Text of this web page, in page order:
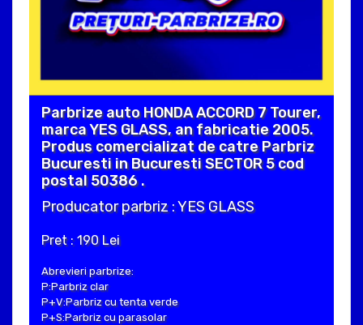
Parbrize auto HONDA ACCORD 7 Tourer,
marca YES GLASS, an fabricatie 2005.
Produs comercializat de catre Parbriz
Bucuresti in Bucuresti SECTOR 5 cod
postal 50386 .
Producator parbriz : YES GLASS
Pret : 190 Lei
Abrevieri parbrize:
P:Parbriz clar
P+V:Parbriz cu tenta verde
P+S:Parbriz cu parasolar